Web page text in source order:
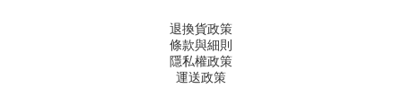
退換貨政策
條款與細則
隱私權政策
運送政策